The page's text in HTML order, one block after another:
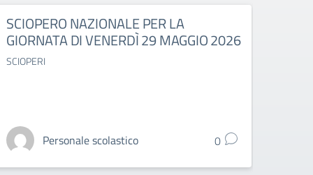
SCIOPERO NAZIONALE PER LA
GIORNATA DI VENERDÌ 29 MAGGIO 2026
SCIOPERI
Personale scolastico 0